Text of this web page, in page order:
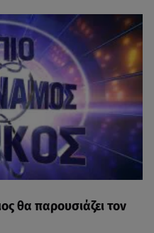
θα παρουσιάζει τον